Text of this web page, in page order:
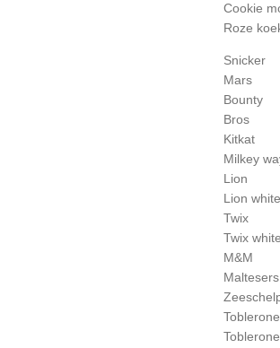
Cookie
Roze
Snicker
Mars
Bounty
Bros
Kitkat
Milkey
Lion
Lion white
Twix
Twix white
M&M
Maltesers
Toblerone